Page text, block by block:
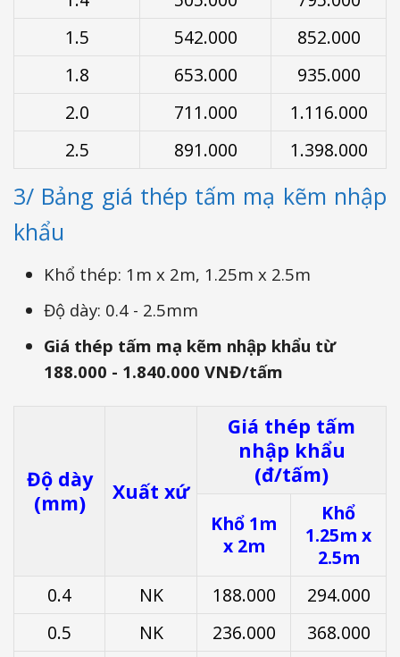
1.5
542.000
852.000
1.8
653.000
935.000
2.0
711.000
1.116.000
2.5
891.000 1.398.000
3/ Bảng giá thép tấm mạ kẽm nhập
khẩu
Khổ thép: 1m x 2m, 1.25m x 2.5m
Độ dày: 0.4 - 2.5mm
Giá thép tấm mạ kẽm nhập khẩu từ
188.000 - 1.840.000 VNĐ/tấm
Độ dày
(mm)
Xuất xứ
Giá thép tấm
nhập khẩu
(đ/tấm)
Khổ 1m
x 2m
Khổ
1.25m x
2.5m
0.4
NK 188.000
294.000
0.5
NK 236.000
368.000